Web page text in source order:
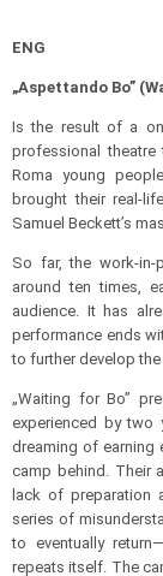
ENG
„Aspettando Bo”
Is the result of a
professional
Roma young
brought their real-
Samuel Beckett’s
So far, the work-in-
around ten times,
audience. It has
performance ends
to further develop
„Waiting for Bo”
experienced by
dreaming of earning
camp behind. Their
lack of preparation
series of
to eventually
repeats itself. The